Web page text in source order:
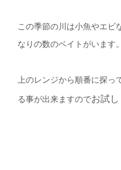
この季節の川は小魚やエビ
なりの数のベイトがいます。
上のレンジから順番に探
る事が出来ますのでお試し